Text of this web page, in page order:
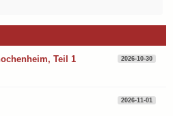
Teil 1 2026-10-30
2026-11-01